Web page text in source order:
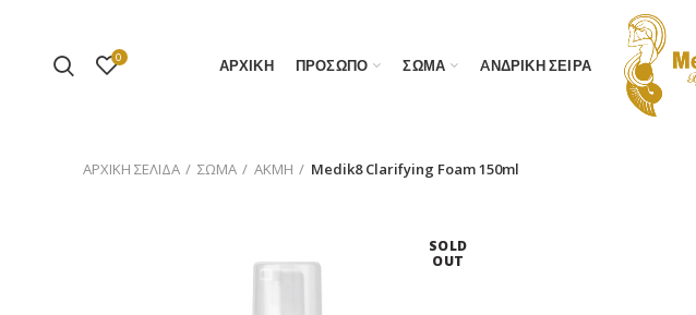
0 ΑΡΧΙΚΗ ΠΡΟΣΩΠΟ ΣΩΜΑ AΝΔΡΙΚΗ ΣΕΙΡΑ
ΑΡΧΙΚΉ ΣΕΛΊΔΑ ΣΩΜΑ ΑΚΜΗ Medik8 Clarifying Foam 150ml
SOLD
OUT